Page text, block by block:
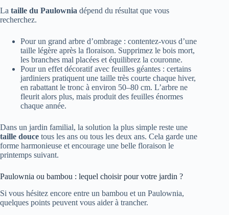
La taille du Paulownia dépend du résultat que vous
recherchez.
Pour un grand arbre d’ombrage : contentez-vous d’une
taille légère après la floraison. Supprimez le bois mort,
les branches mal placées et équilibrez la couronne.
Pour un effet décoratif avec feuilles géantes : certains
jardiniers pratiquent une taille très courte chaque hiver,
en rabattant le tronc à environ 50–80 cm. L’arbre ne
fleurit alors plus, mais produit des feuilles énormes
chaque année.
Dans un jardin familial, la solution la plus simple reste une
taille douce tous les ans ou tous les deux ans. Cela garde une
forme harmonieuse et encourage une belle floraison le
printemps suivant.
Paulownia ou bambou : lequel choisir pour votre jardin ?
Si vous hésitez encore entre un bambou et un Paulownia,
quelques points peuvent vous aider à trancher.